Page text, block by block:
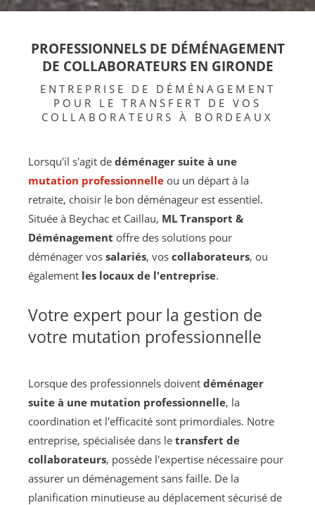
PROFESSIONNELS DE DÉMÉNAGEMENT
DE COLLABORATEURS EN GIRONDE
ENTREPRISE DE DÉMÉNAGEMENT
POUR LE TRANSFERT DE VOS
COLLABORATEURS À BORDEAUX
Lorsqu'il s'agit de déménager suite à une
mutation professionnelle ou un départ à la
retraite, choisir le bon déménageur est essentiel.
Située à Beychac et Caillau, ML Transport &
Déménagement offre des solutions pour
déménager vos salariés, vos collaborateurs, ou
également les locaux de l'entreprise.
Votre expert pour la gestion de
votre mutation professionnelle
Lorsque des professionnels doivent déménager
suite à une mutation professionnelle, la
coordination et l'efficacité sont primordiales. Notre
entreprise, spécialisée dans le transfert de
collaborateurs, possède l'expertise nécessaire pour
assurer un déménagement sans faille. De la
planification minutieuse au déplacement sécurisé de